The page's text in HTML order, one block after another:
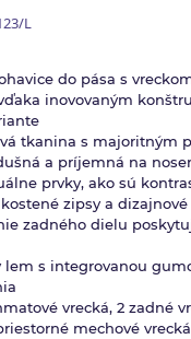
L
do pása s
inovovaným
tkanina s majoritným
a príjemná na
prvky, ako sú
zipsy a
zadného dielu
lem s integrovanou
vrecká, 2 zadné
mechové